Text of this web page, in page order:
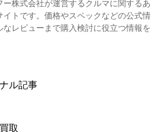
株式会社が運営するクルマに関するあ
トです。価格やスペックなどの公式情
レビューまで購入検討に役立つ情報を
ル記事
取